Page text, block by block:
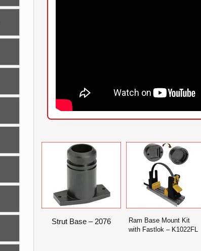
Strut Base – 2076
Ram Base Mount Kit
with Fastlok – K1022FL